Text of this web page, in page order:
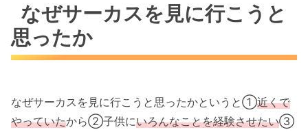
なぜサーカスを見に行こうと
思ったか
なぜサーカスを見に行こうと思ったかというと①近くで
やっていたから②子供にいろんなことを経験させたい③